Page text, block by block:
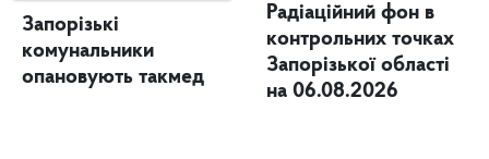
Запорізькі
комунальники
опановують такмед
Радіаційний фон в
контрольних точках
Запорізької області
на 06.08.2026